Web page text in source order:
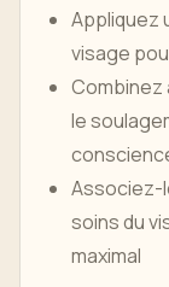
Appliquez
visage
Combinez
le
Associez-
soins du
maximal